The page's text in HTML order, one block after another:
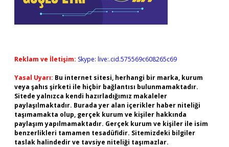
Reklam ve İletişim: Skype: live:.cid.575569c608265c69
Yasal Uyarı: Bu internet sitesi, herhangi bir marka, kurum
veya şahıs şirketi ile hiçbir bağlantısı bulunmamaktadır.
Sitede yalnızca kendi hazırladığımız makaleler
paylaşılmaktadır. Burada yer alan içerikler haber niteliği
taşımamakta olup, gerçek kurum ve kişiler hakkında
paylaşım yapılmamaktadır. Gerçek kurum ve kişiler ile isim
benzerlikleri tamamen tesadüfidir. Sitemizdeki bilgiler
taslak halindedir ve tavsiye niteliği taşımazlar.